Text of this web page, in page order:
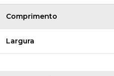
Comprimento
Largura